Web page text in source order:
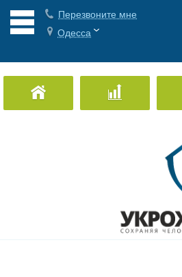
Перезвоните мне
Одесса
Охрана Дома